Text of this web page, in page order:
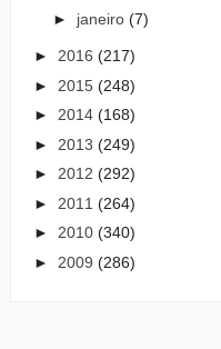
► janeiro (7)
► 2016 (217)
► 2015 (248)
► 2014 (168)
► 2013 (249)
► 2012 (292)
► 2011 (264)
► 2010 (340)
► 2009 (286)